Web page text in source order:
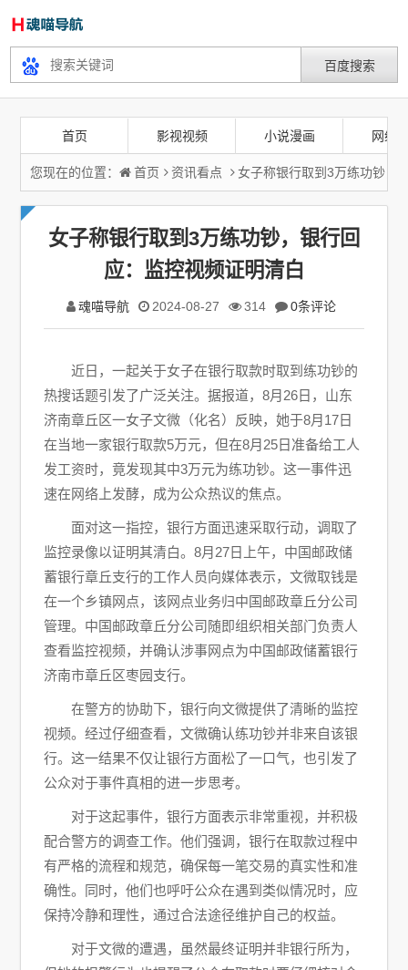
首页 影视视频 小说漫画 网络
您现在的位置： 首页 资讯看点 女子称银行取到3万练功钞，
女子称银行取到3万练功钞，银行回
应：监控视频证明清白
魂喵导航 2024-08-27 314 0条评论
近日，一起关于女子在银行取款时取到练功钞的
热搜话题引发了广泛关注。据报道，8月26日，山东
济南章丘区一女子文微（化名）反映，她于8月17日
在当地一家银行取款5万元，但在8月25日准备给工人
发工资时，竟发现其中3万元为练功钞。这一事件迅
速在网络上发酵，成为公众热议的焦点。
面对这一指控，银行方面迅速采取行动，调取了
监控录像以证明其清白。8月27日上午，中国邮政储
蓄银行章丘支行的工作人员向媒体表示，文微取钱是
在一个乡镇网点，该网点业务归中国邮政章丘分公司
管理。中国邮政章丘分公司随即组织相关部门负责人
查看监控视频，并确认涉事网点为中国邮政储蓄银行
济南市章丘区枣园支行。
在警方的协助下，银行向文微提供了清晰的监控
视频。经过仔细查看，文微确认练功钞并非来自该银
行。这一结果不仅让银行方面松了一口气，也引发了
公众对于事件真相的进一步思考。
对于这起事件，银行方面表示非常重视，并积极
配合警方的调查工作。他们强调，银行在取款过程中
有严格的流程和规范，确保每一笔交易的真实性和准
确性。同时，他们也呼吁公众在遇到类似情况时，应
保持冷静和理性，通过合法途径维护自己的权益。
对于文微的遭遇，虽然最终证明并非银行所为，